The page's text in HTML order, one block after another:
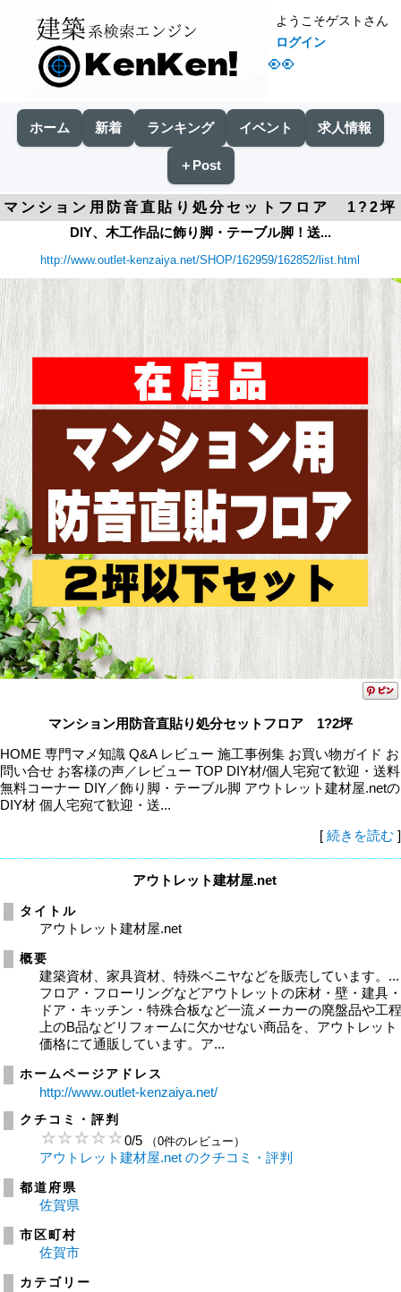
👀
ようこそゲストさん
ログイン
ホーム 新着 ランキング イベント 求人情報
＋Post
マンション用防音直貼り処分セットフロア 1?2坪
DIY、木工作品に飾り脚・テーブル脚！送...
http://www.outlet-kenzaiya.net/SHOP/162959/162852/list.html
マンション用防音直貼り処分セットフロア 1?2坪
HOME 専門マメ知識 Q&A レビュー 施工事例集 お買い物ガイド お
問い合せ お客様の声／レビュー TOP DIY材/個人宅宛て歓迎・送料
無料コーナー DIY／飾り脚・テーブル脚 アウトレット建材屋.netの
DIY材 個人宅宛て歓迎・送...
[ 続きを読む ]
アウトレット建材屋.net
タイトル
アウトレット建材屋.net
概要
建築資材、家具資材、特殊ベニヤなどを販売しています。...
フロア・フローリングなどアウトレットの床材・壁・建具
ドア・キッチン・特殊合板など一流メーカーの廃盤品や工
上のB品などリフォームに欠かせない商品を、アウトレット
価格にて通販しています。ア...
ホームページアドレス
http://www.outlet-kenzaiya.net/
クチコミ・評判
0/5 （0件のレビュー）
アウトレット建材屋.net のクチコミ・評判
都道府県
佐賀県
市区町村
佐賀市
カテゴリー